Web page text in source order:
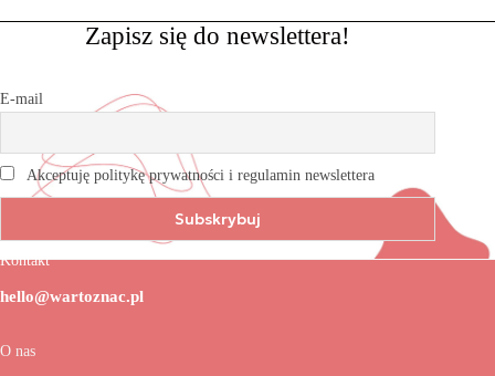
Zapisz się do newslettera!
E-mail
Akceptuję politykę prywatności i regulamin newslettera
Kontakt
hello@wartoznac.pl
O nas